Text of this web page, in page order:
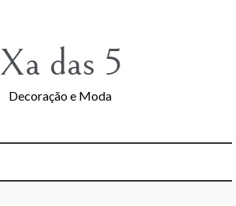
Xa das 5
Decoração e Moda